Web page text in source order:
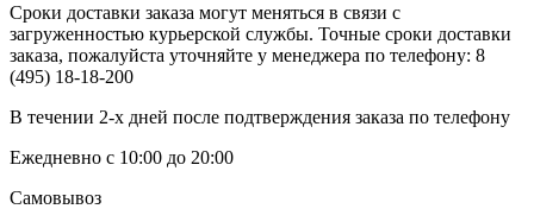
Сроки доставки заказа могут меняться в связи с
загруженностью курьерской службы. Точные сроки доставки
заказа, пожалуйста уточняйте у менеджера по телефону: 8
(495) 18-18-200
В течении 2-х дней после подтверждения заказа по телефону
Ежедневно с 10:00 до 20:00
Самовывоз